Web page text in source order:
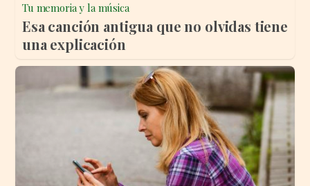
Tu memoria y la música
Esa canción antigua que no olvidas tiene
una explicación